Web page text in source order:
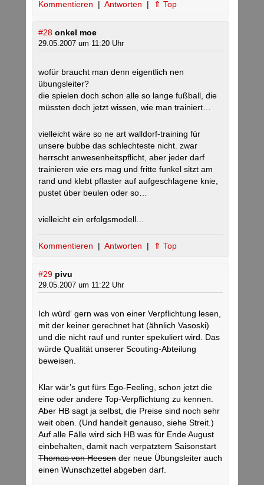
Kommentieren | Antworten | ⇑ Top
#28 onkel moe
29.05.2007 um 11:20 Uhr
wofür braucht man denn eigentlich nen
übungsleiter?
die spielen doch schon alle so lange fußball, die
müssten doch jetzt wissen, wie man trainiert…
vielleicht wäre so ne art walldorf-training für
unsere bubbe das schlechteste nicht. zwar
herrscht anwesenheitspflicht, aber jeder darf
trainieren wie ers mag und fritte funkel sitzt am
rand und klebt pflaster auf aufgeschlagene knie,
pustet über beulen oder so…
vielleicht ein erfolgsmodell…
Kommentieren | Antworten | ⇑ Top
#29 pivu
29.05.2007 um 11:22 Uhr
Ich würd‘ gern was von einer Verpflichtung lesen,
mit der keiner gerechnet hat (ähnlich Vasoski)
und die nicht rauf und runter spekuliert wird. Das
würde Qualität unserer Scouting-Abteilung
beweisen.
Klar wär’s gut fürs Ego-Feeling, schon jetzt die
eine oder andere Top-Verpflichtung zu kennen.
Aber HB sagt ja selbst, die Preise sind noch sehr
weit oben. (Und handelt genauso, siehe Streit.)
Auf alle Fälle wird sich HB was für Ende August
einbehalten, damit nach verpatztem Saisonstart
Thomas von Heesen der neue Übungsleiter auch
einen Wunschzettel abgeben darf.